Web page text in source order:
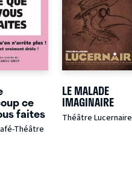
ce
faites
Théâtre
LE MALADE
IMAGINAIRE
Théâtre Lucernaire